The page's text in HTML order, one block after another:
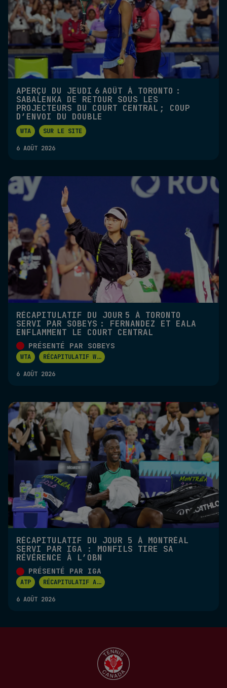
APERÇU DU JEUDI 6 AOÛT À TORONTO :
SABALENKA DE RETOUR SOUS LES
PROJECTEURS DU COURT CENTRAL ; COUP
D’ENVOI DU DOUBLE
WTA SUR LE SITE
6 AOÛT 2026
RÉCAPITULATIF DU JOUR 5 À TORONTO
SERVI PAR SOBEYS : FERNANDEZ ET EALA
ENFLAMMENT LE COURT CENTRAL
PRÉSENTÉ PAR SOBEYS
WTA RÉCAPITULATIF W...
6 AOÛT 2026
RÉCAPITULATIF DU JOUR 5 À MONTRÉAL
SERVI PAR IGA : MONFILS TIRE SA
RÉVÉRENCE À L’OBN
PRÉSENTÉ PAR IGA
ATP RÉCAPITULATIF A...
6 AOÛT 2026